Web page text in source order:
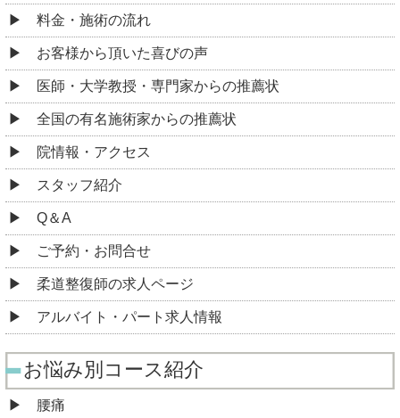
料金・施術の流れ
お客様から頂いた喜びの声
医師・大学教授・専門家からの推薦状
全国の有名施術家からの推薦状
院情報・アクセス
スタッフ紹介
Q＆A
ご予約・お問合せ
柔道整復師の求人ページ
アルバイト・パート求人情報
お悩み別コース紹介
腰痛